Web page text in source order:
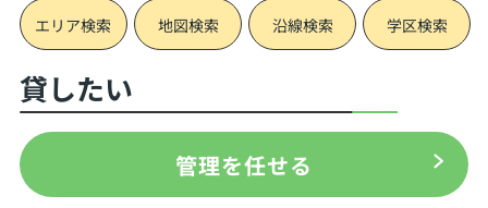
エリア検索 地図検索 沿線検索 学区検索
貸したい
管理を任せる